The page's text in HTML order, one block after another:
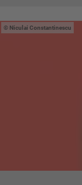
Niculai Constantinescu